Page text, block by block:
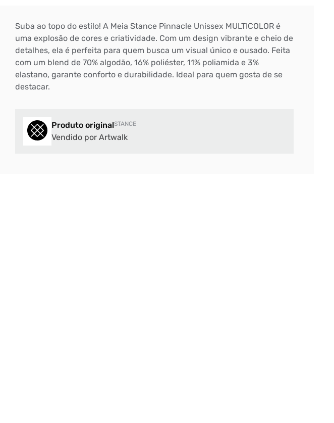
Suba ao topo do estilo! A Meia Stance Pinnacle Unissex MULTICOLOR é
uma explosão de cores e criatividade. Com um design vibrante e cheio de
detalhes, ela é perfeita para quem busca um visual único e ousado. Feita
com um blend de 70% algodão, 16% poliéster, 11% poliamida e 3%
elastano, garante conforto e durabilidade. Ideal para quem gosta de se
destacar.
Produto originalSTANCE
Vendido por Artwalk